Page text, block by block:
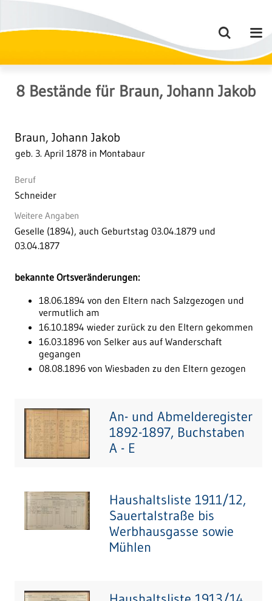
8 Bestände für Braun, Johann Jakob
bekannte Ortsveränderungen:
18.06.1894 von den Eltern nach Salzgezogen und
vermutlich am
16.10.1894 wieder zurück zu den Eltern gekommen
16.03.1896 von Selker aus auf Wanderschaft
gegangen
08.08.1896 von Wiesbaden zu den Eltern gezogen
Braun, Johann Jakob
geb. 3. April 1878 in Montabaur
Beruf
Schneider
Weitere Angaben
Geselle (1894), auch Geburtstag 03.04.1879 und
03.04.1877
An- und Abmelderegister
1892-1897, Buchstaben
A - E
Haushaltsliste 1911/12,
Sauertalstraße bis
Werbhausgasse sowie
Mühlen